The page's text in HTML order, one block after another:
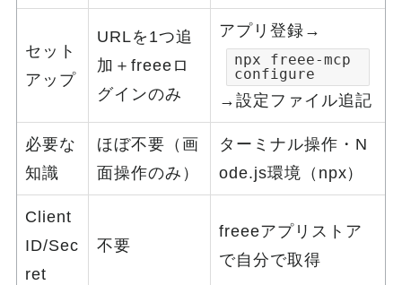
セット
アップ
URLを1つ追
加＋freeeロ
グインのみ
アプリ登録→
npx freee-mcp
configure
→設定ファイル追記
必要な
知識
ほぼ不要（画
面操作のみ）
ターミナル操作・N
ode.js環境（npx）
Client
ID/Sec
ret
不要
freeeアプリストア
で自分で取得